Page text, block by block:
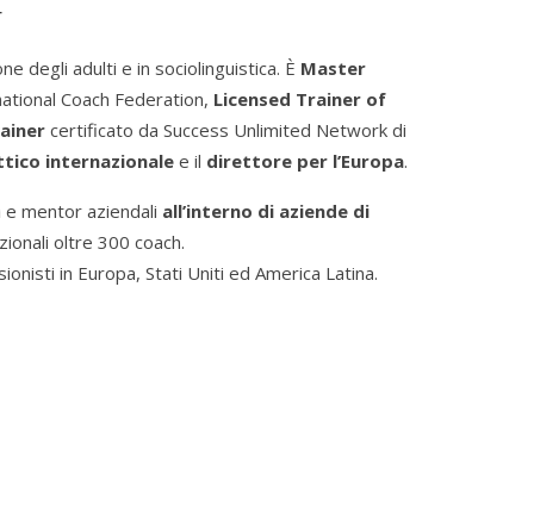
degli adulti e in sociolinguistica. È Master
Coach Federation, Licensed Trainer of
certificato da Success Unlimited Network di
internazionale e il direttore per l’Europa.
e mentor aziendali all’interno di aziende di
oltre 300 coach.
in Europa, Stati Uniti ed America Latina.